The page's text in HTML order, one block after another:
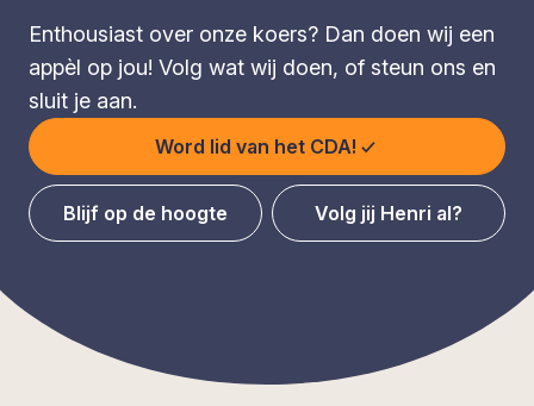
Enthousiast over onze koers? Dan doen wij een
appèl op jou! Volg wat wij doen, of steun ons en
sluit je aan.
Word lid van het CDA!
Blijf op de hoogte Volg jij Henri al?